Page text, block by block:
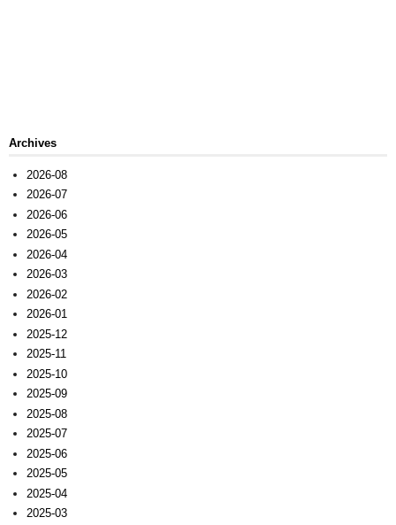
Archives
2026-08
2026-07
2026-06
2026-05
2026-04
2026-03
2026-02
2026-01
2025-12
2025-11
2025-10
2025-09
2025-08
2025-07
2025-06
2025-05
2025-04
2025-03